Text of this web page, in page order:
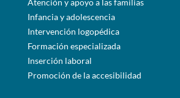
Atención y apoyo a las familias
Infancia y adolescencia
Intervención logopédica
Formación especializada
Inserción laboral
Promoción de la accesibilidad